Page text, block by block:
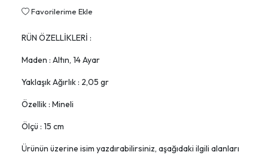
Favorilerime Ekle
RÜN ÖZELLİKLERİ :
Maden : Altın, 14 Ayar
Yaklaşık Ağırlık : 2,05 gr
Özellik : Mineli
Ölçü : 15 cm
Ürünün üzerine isim yazdırabilirsiniz, aşağıdaki ilgili alanları